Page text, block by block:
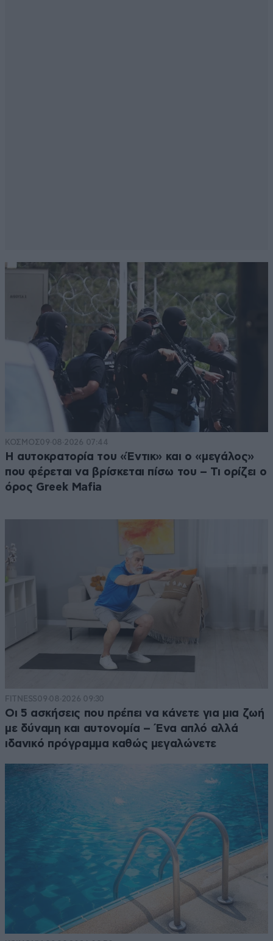
ΚΟΣΜΟΣ09·08·2026 07:44
Η αυτοκρατορία του «Έντικ» και ο «μεγάλος»
που φέρεται να βρίσκεται πίσω του – Τι ορίζει ο
όρος Greek Mafia
FITNESS09·08·2026 09:30
Οι 5 ασκήσεις που πρέπει να κάνετε για μια ζωή
με δύναμη και αυτονομία – Ένα απλό αλλά
ιδανικό πρόγραμμα καθώς μεγαλώνετε